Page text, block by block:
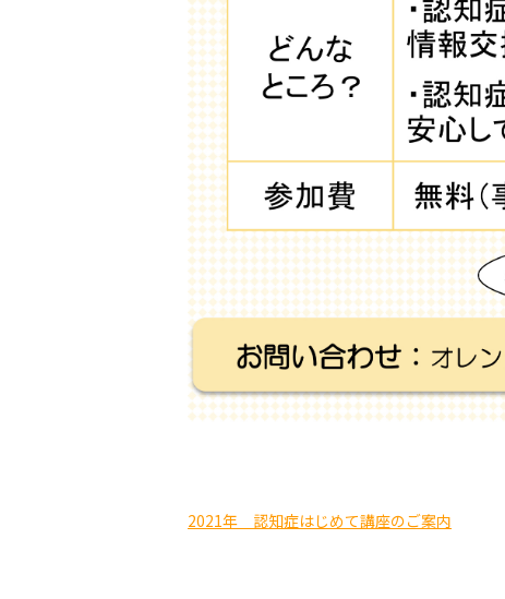
2021年 認知症はじめて講座のご案内